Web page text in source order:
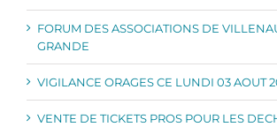
FORUM DES ASSOCIATIONS DE
GRANDE
VIGILANCE ORAGES CE LUNDI 03 AOUT
VENTE DE TICKETS PROS POUR LES